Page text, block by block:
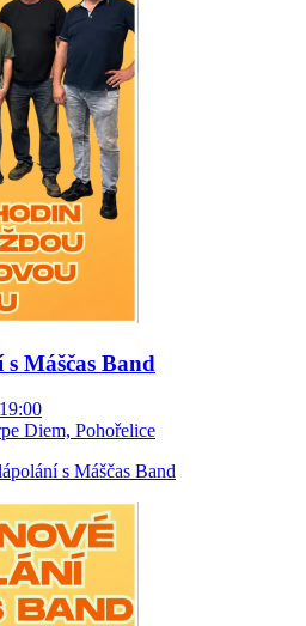
Máščas Band
Diem, Pohořelice
s Máščas Band